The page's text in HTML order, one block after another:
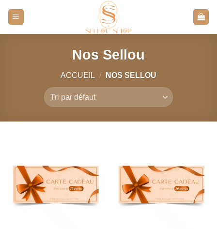
Nos Sellou
ACCUEIL / NOS SELLOU